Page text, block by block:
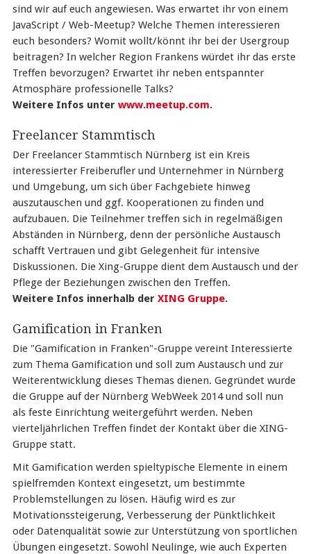
sind wir auf euch angewiesen. Was erwartet ihr von einem
JavaScript / Web-Meetup? Welche Themen interessieren
euch besonders? Womit wollt/könnt ihr bei der Usergroup
beitragen? In welcher Region Frankens würdet ihr das erste
Treffen bevorzugen? Erwartet ihr neben entspannter
Atmosphäre professionelle Talks?
Weitere Infos unter www.meetup.com.
Freelancer Stammtisch
Der Freelancer Stammtisch Nürnberg ist ein Kreis
interessierter Freiberufler und Unternehmer in Nürnberg
und Umgebung, um sich über Fachgebiete hinweg
auszutauschen und ggf. Kooperationen zu finden und
aufzubauen. Die Teilnehmer treffen sich in regelmäßigen
Abständen in Nürnberg, denn der persönliche Austausch
schafft Vertrauen und gibt Gelegenheit für intensive
Diskussionen. Die Xing-Gruppe dient dem Austausch und der
Pflege der Beziehungen zwischen den Treffen.
Weitere Infos innerhalb der XING Gruppe.
Gamification in Franken
Die "Gamification in Franken"-Gruppe vereint Interessierte
zum Thema Gamification und soll zum Austausch und zur
Weiterentwicklung dieses Themas dienen. Gegründet wurde
die Gruppe auf der Nürnberg WebWeek 2014 und soll nun
als feste Einrichtung weitergeführt werden. Neben
vierteljährlichen Treffen findet der Kontakt über die XING-
Gruppe statt.
Mit Gamification werden spieltypische Elemente in einem
spielfremden Kontext eingesetzt, um bestimmte
Problemstellungen zu lösen. Häufig wird es zur
Motivationssteigerung, Verbesserung der Pünktlichkeit
oder Datenqualität sowie zur Unterstützung von sportlichen
Übungen eingesetzt. Sowohl Neulinge, wie auch Experten